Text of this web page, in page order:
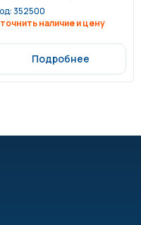
352500
наличие и цену
Подробнее